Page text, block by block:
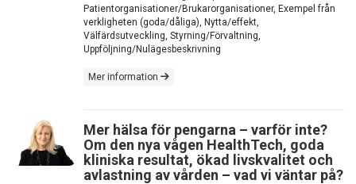
Patientorganisationer/Brukarorganisationer, Exempel från
verkligheten (goda/dåliga), Nytta/effekt,
Välfärdsutveckling, Styrning/Förvaltning,
Uppföljning/Nulägesbeskrivning
Mer information
Mer hälsa för pengarna – varför inte?
Om den nya vågen HealthTech, goda
kliniska resultat, ökad livskvalitet och
avlastning av vården – vad vi väntar på?